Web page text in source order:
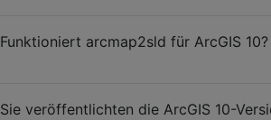
Funktioniert arcmap2sld für ArcGIS 10?
Sie veröffentlichten die ArcGIS 10-